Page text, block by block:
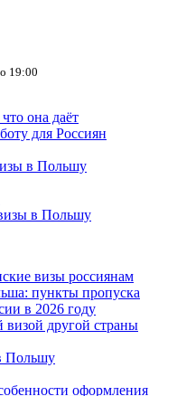
19:00
она даёт
для Россиян
в Польшу
в Польшу
визы россиянам
пункты пропуска
в 2026 году
другой страны
Польшу
оформления